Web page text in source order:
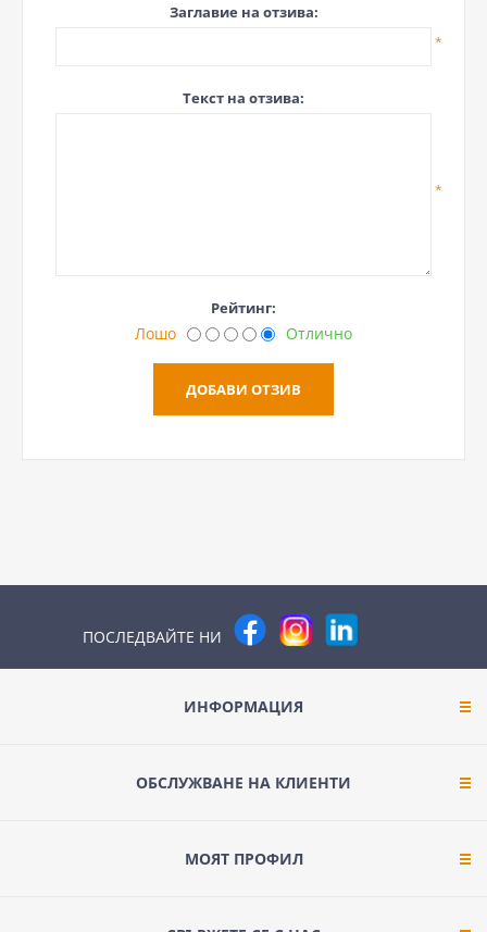
Заглавие на отзива:
*
Текст на отзива:
*
Рейтинг:
Лошо Отлично
ПОСЛЕДВАЙТЕ НИ
ИНФОРМАЦИЯ
ОБСЛУЖВАНЕ НА КЛИЕНТИ
МОЯТ ПРОФИЛ